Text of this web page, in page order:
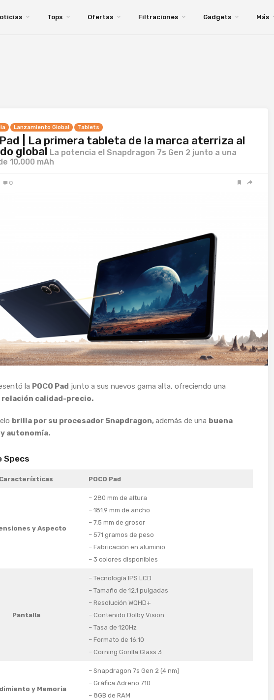
Tops Ofertas Filtraciones Gadgets Más
Lanzamiento Global Tablets
Pad | La primera tableta de la marca aterriza al
global La potencia el Snapdragon 7s Gen 2 junto a una
10,000 mAh
0
la POCO Pad junto a sus nuevos gama alta, ofreciendo una
relación calidad-precio.
brilla por su procesador Snapdragon,además de una buena
autonomía.
Specs
POCO Pad
y Aspecto
– 280 mm de altura
– 181.9 mm de ancho
– 7.5 mm de grosor
– 571 gramos de peso
– Fabricación en aluminio
– 3 colores disponibles
Pantalla
– Tecnología IPS LCD
– Tamaño de 12.1 pulgadas
– Resolución WQHD+
– Contenido Dolby Vision
– Tasa de 120Hz
– Formato de 16:10
– Corning Gorilla Glass 3
y Memoria
– Snapdragon 7s Gen 2 (4 nm)
– Gráfica Adreno 710
– 8GB de RAM